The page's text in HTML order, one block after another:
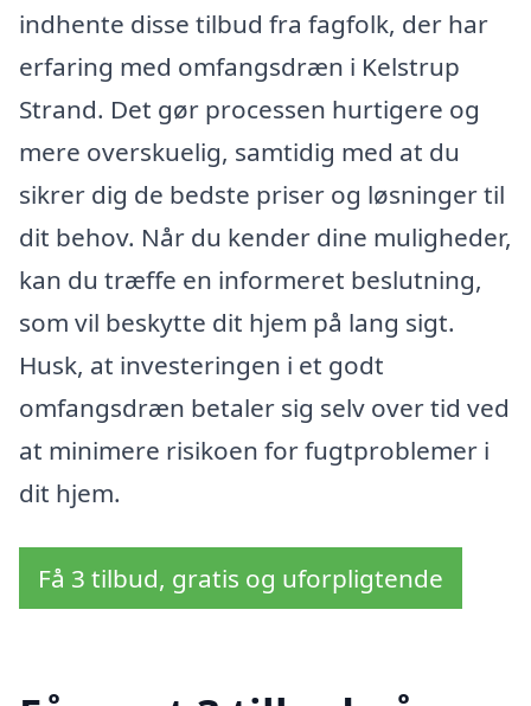
indhente disse tilbud fra fagfolk, der har
erfaring med omfangsdræn i Kelstrup
Strand. Det gør processen hurtigere og
mere overskuelig, samtidig med at du
sikrer dig de bedste priser og løsninger til
dit behov. Når du kender dine muligheder,
kan du træffe en informeret beslutning,
som vil beskytte dit hjem på lang sigt.
Husk, at investeringen i et godt
omfangsdræn betaler sig selv over tid ved
at minimere risikoen for fugtproblemer i
dit hjem.
Få 3 tilbud, gratis og uforpligtende